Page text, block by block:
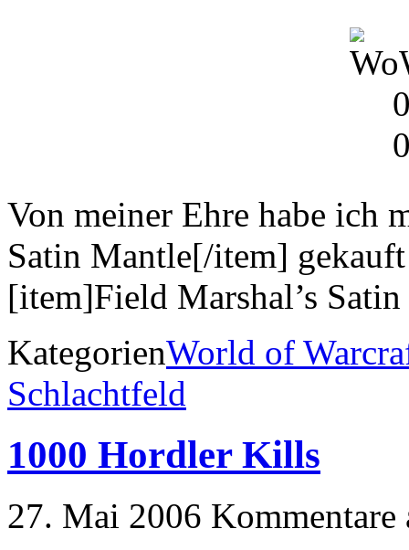
Von meiner Ehre habe ich
Satin Mantle[/item]
[item]Field Marshal’s
KategorienWorld of
Schlachtfeld
1000 Hordler Kills
27. Mai 2006 Kommentare